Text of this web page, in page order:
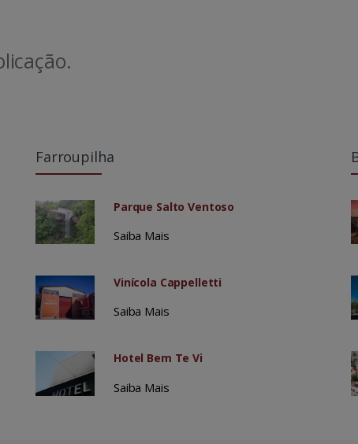
Farroupilha
Parque Salto Ventoso
Saiba Mais
Vinícola Cappelletti
Saiba Mais
Hotel Bem Te Vi
Saiba Mais